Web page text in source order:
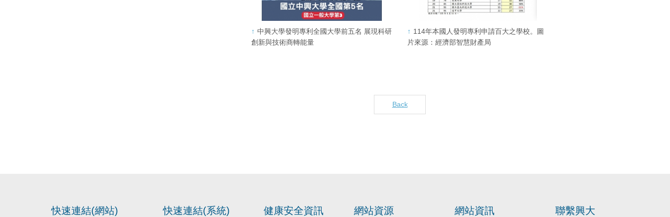
中興大學發明專利全國大學前五名 展現科研
創新與技術商轉能量
114年本國人發明專利申請百大之學校。圖
片來源：經濟部智慧財產局
Back
快速連結(網站) 快速連結(系統) 健康安全資訊 網站資源 網站資訊 聯繫興大